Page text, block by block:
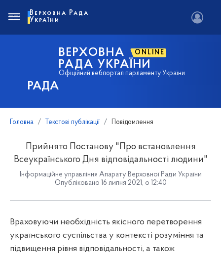
РАДА
ВЕРХОВНА ONLINE
РАДА УКРАЇНИ
Офіційний вебпортал парламенту України
Верховна Рада
України
Головна Текстові публікації Повідомлення
Прийнято Постанову "Про встановлення
Всеукраїнського Дня відповідальності людини"
Інформаційне управління Апарату Верховної Ради України
Опубліковано 16 липня 2021, о 12:40
Враховуючи необхідність якісного перетворення
українського суспільства у контексті розуміння та
підвищення рівня відповідальності, а також